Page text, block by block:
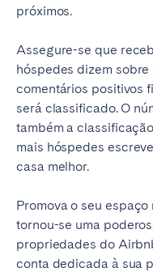
próximos.
Assegure-se que
hóspedes dizem
comentários positivos
será classificado. O
também a
mais hóspedes
casa melhor.
Promova o seu
tornou-se uma
propriedades do
conta dedicada à sua